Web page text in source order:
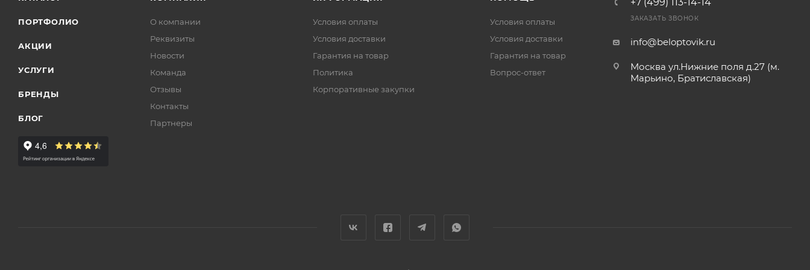
ПОРТФОЛИО
АКЦИИ
УСЛУГИ
БРЕНДЫ
БЛОГ
О компании
Реквизиты
Новости
Команда
Отзывы
Контакты
Партнеры
Условия оплаты
Условия доставки
Гарантия на товар
Политика
Корпоративные закупки
Условия оплаты
Условия доставки
Гарантия на товар
Вопрос-ответ
ЗАКАЗАТЬ ЗВОНОК
info@beloptovik.ru
Москва ул.Нижние поля д.27 (м.
Марьино, Братиславская)